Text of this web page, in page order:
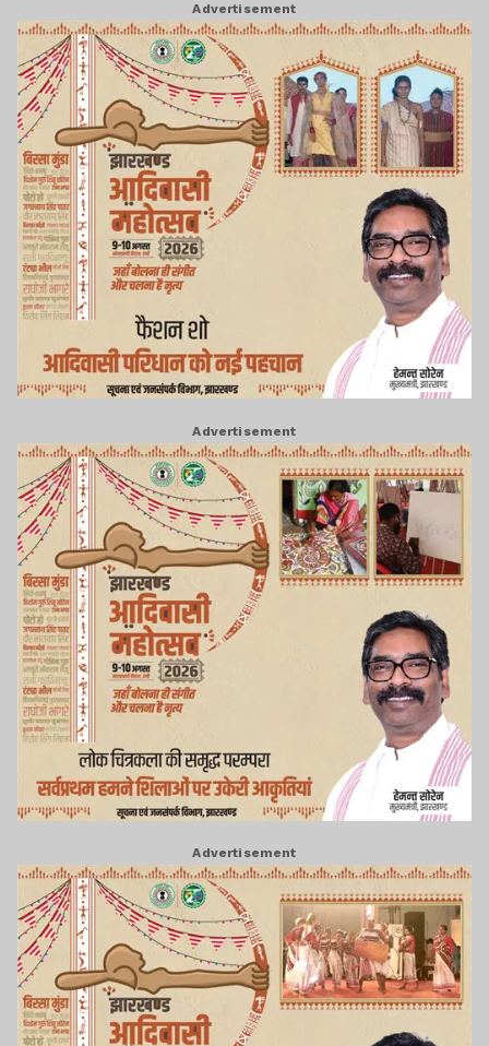
Advertisement
Advertisement
Advertisement